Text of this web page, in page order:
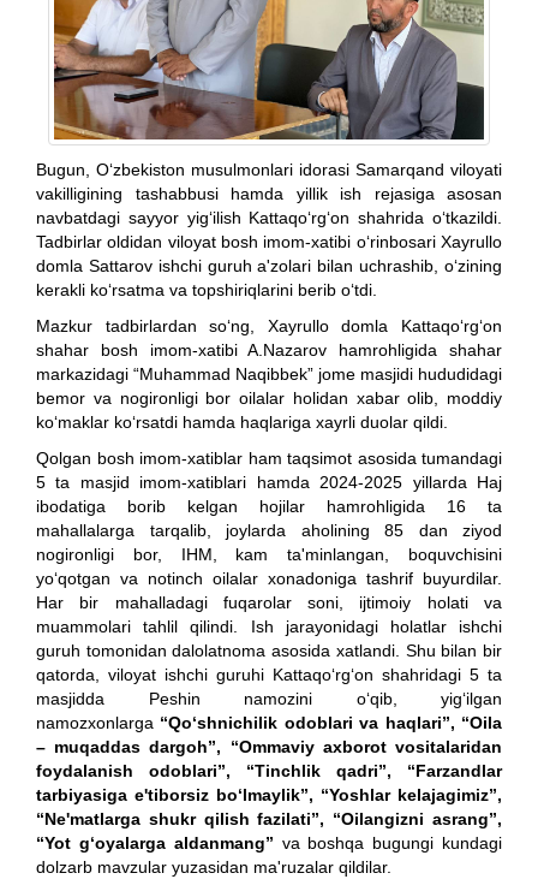
Bugun, O‘zbekiston musulmonlari idorasi Samarqand viloyati
vakilligining tashabbusi hamda yillik ish rejasiga asosan
navbatdagi sayyor yig‘ilish Kattaqo‘rg‘on shahrida o‘tkazildi.
Tadbirlar oldidan viloyat bosh imom-xatibi o‘rinbosari Xayrullo
domla Sattarov ishchi guruh a'zolari bilan uchrashib, o‘zining
kerakli ko‘rsatma va topshiriqlarini berib o‘tdi.
Mazkur tadbirlardan so‘ng, Xayrullo domla Kattaqo‘rg‘on
shahar bosh imom-xatibi A.Nazarov hamrohligida shahar
markazidagi “Muhammad Naqibbek” jome masjidi hududidagi
bemor va nogironligi bor oilalar holidan xabar olib, moddiy
ko‘maklar ko‘rsatdi hamda haqlariga xayrli duolar qildi.
Qolgan bosh imom-xatiblar ham taqsimot asosida tumandagi
5 ta masjid imom-xatiblari hamda 2024-2025 yillarda Haj
ibodatiga borib kelgan hojilar hamrohligida 16 ta
mahallalarga tarqalib, joylarda aholining 85 dan ziyod
nogironligi bor, IHM, kam ta'minlangan, boquvchisini
yo‘qotgan va notinch oilalar xonadoniga tashrif buyurdilar.
Har bir mahalladagi fuqarolar soni, ijtimoiy holati va
muammolari tahlil qilindi. Ish jarayonidagi holatlar ishchi
guruh tomonidan dalolatnoma asosida xatlandi. Shu bilan bir
qatorda, viloyat ishchi guruhi Kattaqo‘rg‘on shahridagi 5 ta
masjidda Peshin namozini o‘qib, yig‘ilgan
namozxonlarga “Qo‘shnichilik odoblari va haqlari”, “Oila
– muqaddas dargoh”, “Ommaviy axborot vositalaridan
foydalanish odoblari”, “Tinchlik qadri”, “Farzandlar
tarbiyasiga e'tiborsiz bo‘lmaylik”, “Yoshlar kelajagimiz”,
“Ne'matlarga shukr qilish fazilati”, “Oilangizni asrang”,
“Yot g‘oyalarga aldanmang” va boshqa bugungi kundagi
dolzarb mavzular yuzasidan ma'ruzalar qildilar.